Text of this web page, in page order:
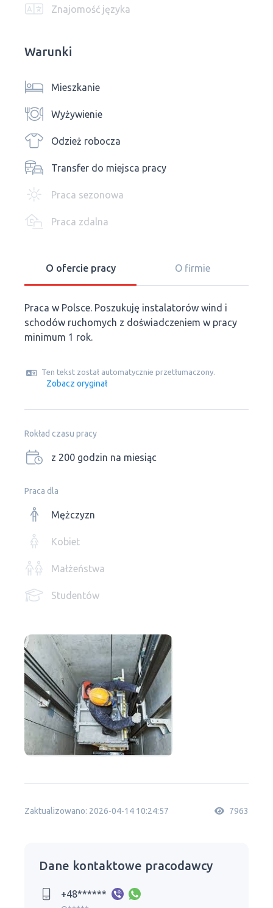
Znajomość języka
Warunki
Mieszkanie
Wyżywienie
Odzież robocza
Transfer do miejsca pracy
Praca sezonowa
Praca zdalna
O ofercie pracy O firmie
Praca w Polsce. Poszukuję instalatorów wind i
schodów ruchomych z doświadczeniem w pracy
minimum 1 rok.
Ten tekst został automatycznie przetłumaczony.
Zobacz oryginał
Rokład czasu pracy
z 200 godzin na miesiąc
Praca dla
Mężczyzn
Kobiet
Małżeństwa
Studentów
Zaktualizowano: 2026-04-14 10:24:57 7963
Dane kontaktowe pracodawcy
+48******